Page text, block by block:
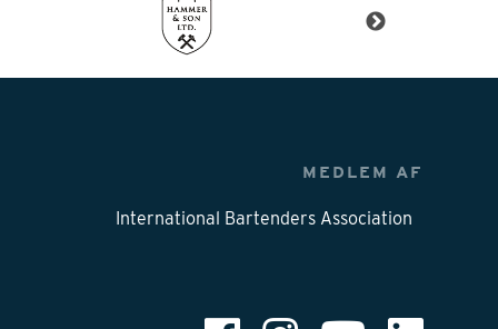
MEDLEM AF
International Bartenders Association